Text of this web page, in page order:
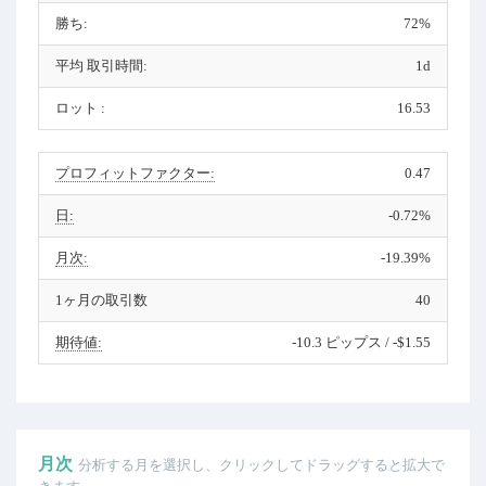
勝ち: 72%
平均 取引時間: 1d
ロット : 16.53
プロフィットファクター: 0.47
日: -0.72%
月次: -19.39%
1ヶ月の取引数 40
期待値: -10.3 ピップス / -$1.55
月次 分析する月を選択し、クリックしてドラッグすると拡大で